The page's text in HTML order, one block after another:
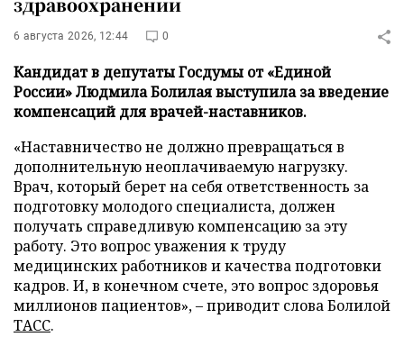
6 августа 2026, 12:44 0
Кандидат в депутаты Госдумы от «Единой
России» Людмила Болилая выступила за введение
компенсаций для врачей-наставников.
«Наставничество не должно превращаться в
дополнительную неоплачиваемую нагрузку.
Врач, который берет на себя ответственность за
подготовку молодого специалиста, должен
получать справедливую компенсацию за эту
работу. Это вопрос уважения к труду
медицинских работников и качества подготовки
кадров. И, в конечном счете, это вопрос здоровья
миллионов пациентов», – приводит слова Болилой
ТАСС.